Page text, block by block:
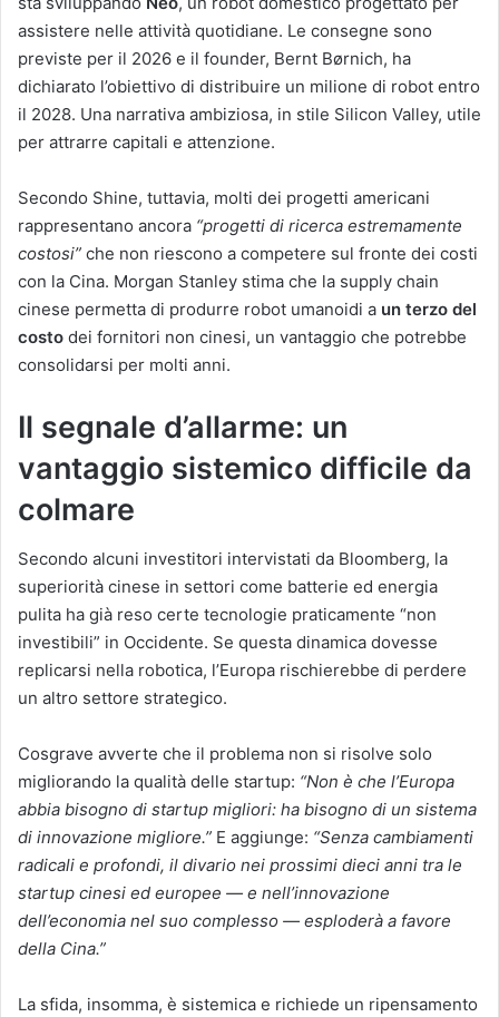
assistere nelle attività quotidiane. Le consegne sono
previste per il 2026 e il founder, Bernt Børnich, ha
dichiarato l’obiettivo di distribuire un milione di robot entro
il 2028. Una narrativa ambiziosa, in stile Silicon Valley, utile
per attrarre capitali e attenzione.
Secondo Shine, tuttavia, molti dei progetti americani
rappresentano ancora “progetti di ricerca estremamente
costosi” che non riescono a competere sul fronte dei costi
con la Cina. Morgan Stanley stima che la supply chain
cinese permetta di produrre robot umanoidi a un terzo del
costo dei fornitori non cinesi, un vantaggio che potrebbe
consolidarsi per molti anni.
Il segnale d’allarme: un
vantaggio sistemico difficile da
colmare
Secondo alcuni investitori intervistati da Bloomberg, la
superiorità cinese in settori come batterie ed energia
pulita ha già reso certe tecnologie praticamente “non
investibili” in Occidente. Se questa dinamica dovesse
replicarsi nella robotica, l’Europa rischierebbe di perdere
un altro settore strategico.
Cosgrave avverte che il problema non si risolve solo
migliorando la qualità delle startup: “Non è che l’Europa
abbia bisogno di startup migliori: ha bisogno di un sistema
di innovazione migliore.” E aggiunge: “Senza cambiamenti
radicali e profondi, il divario nei prossimi dieci anni tra le
startup cinesi ed europee — e nell’innovazione
dell’economia nel suo complesso — esploderà a favore
della Cina.”
La sfida, insomma, è sistemica e richiede un ripensamento